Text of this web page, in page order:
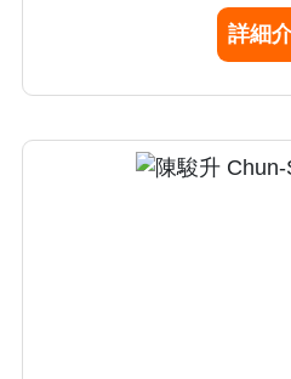
包括：痘疤整型、雷射除
皮、美白淨膚）、微血
詳細